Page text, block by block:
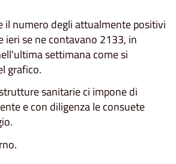
il numero degli attualmente positivi
ieri se ne contavano 2133, in
settimana come si
grafico.
sanitarie ci impone di
e con diligenza le consuete